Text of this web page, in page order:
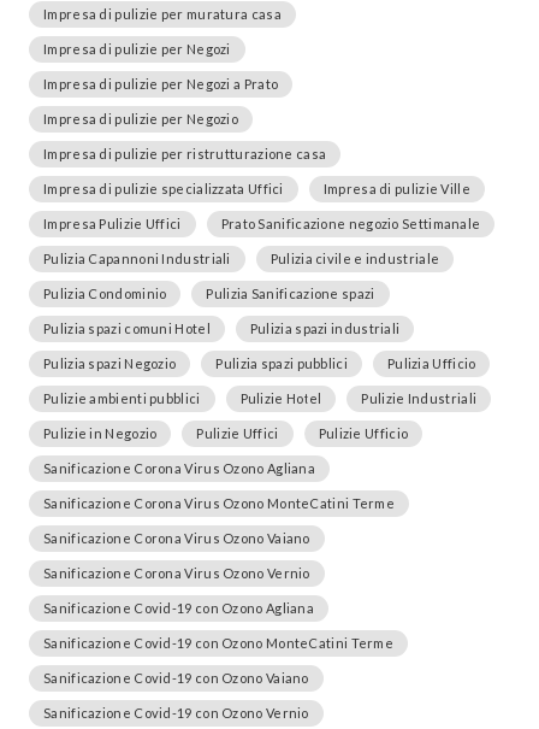
Impresa di pulizie per muratura casa
Impresa di pulizie per Negozi
Impresa di pulizie per Negozi a Prato
Impresa di pulizie per Negozio
Impresa di pulizie per ristrutturazione casa
Impresa di pulizie specializzata Uffici Impresa di pulizie Ville
Impresa Pulizie Uffici Prato Sanificazione negozio Settimanale
Pulizia Capannoni Industriali Pulizia civile e industriale
Pulizia Condominio Pulizia Sanificazione spazi
Pulizia spazi comuni Hotel Pulizia spazi industriali
Pulizia spazi Negozio Pulizia spazi pubblici Pulizia Ufficio
Pulizie ambienti pubblici Pulizie Hotel Pulizie Industriali
Pulizie in Negozio Pulizie Uffici Pulizie Ufficio
Sanificazione Corona Virus Ozono Agliana
Sanificazione Corona Virus Ozono MonteCatini Terme
Sanificazione Corona Virus Ozono Vaiano
Sanificazione Corona Virus Ozono Vernio
Sanificazione Covid-19 con Ozono Agliana
Sanificazione Covid-19 con Ozono MonteCatini Terme
Sanificazione Covid-19 con Ozono Vaiano
Sanificazione Covid-19 con Ozono Vernio